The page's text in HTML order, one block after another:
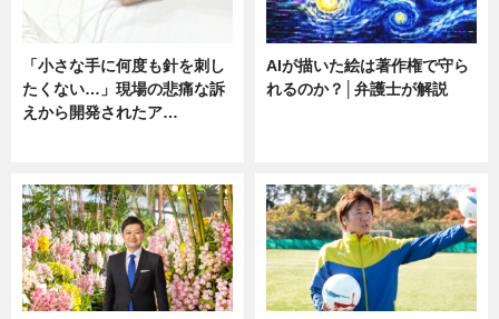
「小さな手に何度も針を刺し
たくない…」現場の悲痛な訴
えから開発されたア…
AIが描いた絵は著作権で守ら
れるのか？│弁護士が解説